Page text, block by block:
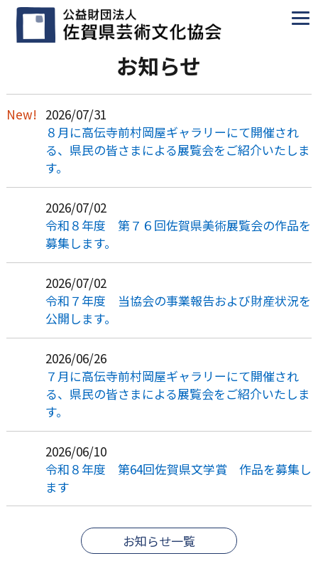
お知らせ
2026/07/31
８月に高伝寺前村岡屋ギャラリーにて開催され
る、県民の皆さまによる展覧会をご紹介いたしま
す。
2026/07/02
令和８年度 第７６回佐賀県美術展覧会の作品を
募集します。
2026/07/02
令和７年度 当協会の事業報告および財産状況を
公開します。
2026/06/26
７月に高伝寺前村岡屋ギャラリーにて開催され
る、県民の皆さまによる展覧会をご紹介いたしま
す。
2026/06/10
令和８年度 第64回佐賀県文学賞 作品を募集し
ます
お知らせ一覧